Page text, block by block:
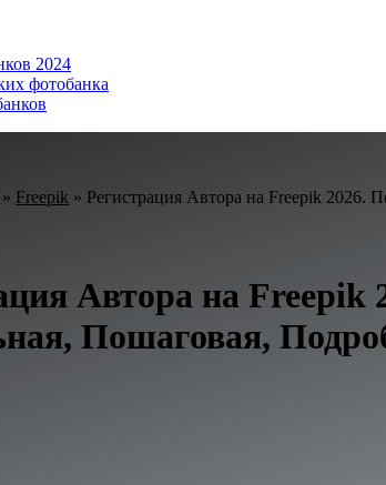
2024
фотобанка
» Freepik » Регистрация Автора на Freepik 2026.
Автора на Freepik
Пошаговая,